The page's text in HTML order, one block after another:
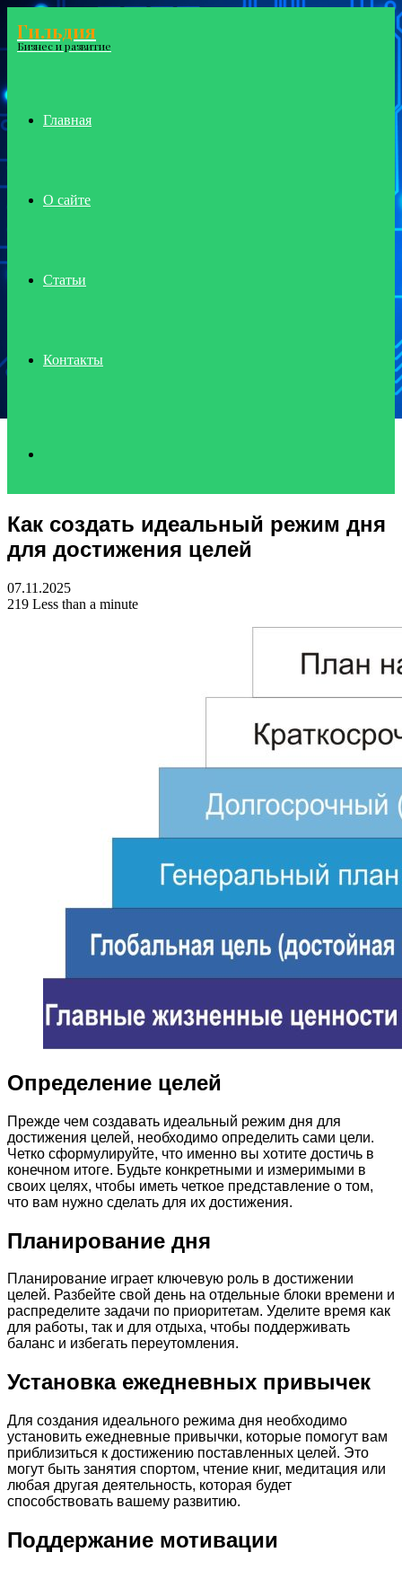
Menu
Гильдия
Бизнес и развитие
Главная
О сайте
Статьи
Контакты
for
Как создать идеальный режим дня
для достижения целей
07.11.2025
219 Less than a minute
Определение целей
Прежде чем создавать идеальный режим дня для
достижения целей, необходимо определить сами цели.
Четко сформулируйте, что именно вы хотите достичь в
конечном итоге. Будьте конкретными и измеримыми в
своих целях, чтобы иметь четкое представление о том,
что вам нужно сделать для их достижения.
Планирование дня
Планирование играет ключевую роль в достижении
целей. Разбейте свой день на отдельные блоки времени и
распределите задачи по приоритетам. Уделите время как
для работы, так и для отдыха, чтобы поддерживать
баланс и избегать переутомления.
Установка ежедневных привычек
Для создания идеального режима дня необходимо
установить ежедневные привычки, которые помогут вам
приблизиться к достижению поставленных целей. Это
могут быть занятия спортом, чтение книг, медитация или
любая другая деятельность, которая будет
способствовать вашему развитию.
Поддержание мотивации